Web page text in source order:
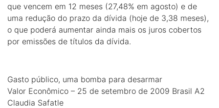
que vencem em 12 meses (27,48% em agosto) e de
uma redução do prazo da dívida (hoje de 3,38 meses),
o que poderá aumentar ainda mais os juros cobertos
por emissões de títulos da dívida.
Gasto público, uma bomba para desarmar
Valor Econômico – 25 de setembro de 2009 Brasil A2
Claudia Safatle